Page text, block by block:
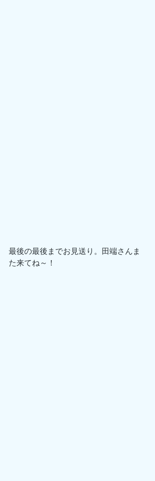
最後の最後までお見送り。田端さんま
た来てね～！